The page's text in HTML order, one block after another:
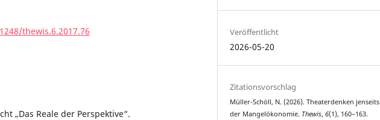
thewis.6.2017.76
„Das Reale der Perspektive“.
Veröffentlicht
2026-05-20
Zitationsvorschlag
Müller-Schöll, N. (2026). Theaterdenken jenseits
der Mangelökonomie. Thewis,6(1), 160–163.